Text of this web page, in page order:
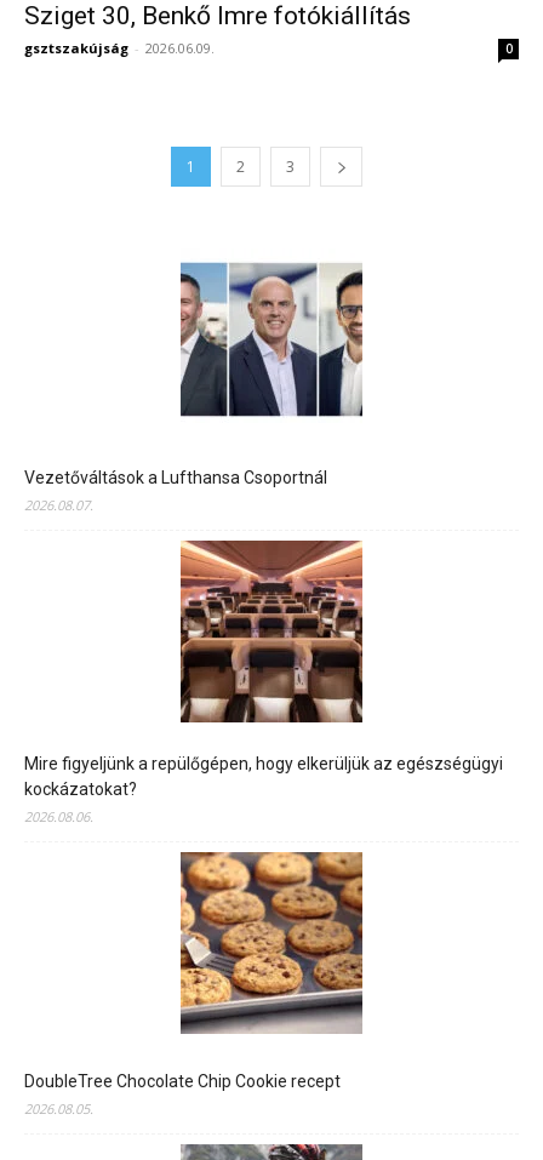
Sziget 30, Benkő Imre fotókiállítás
gsztszakújság - 2026.06.09. 0
1 2 3
Vezetőváltások a Lufthansa Csoportnál
2026.08.07.
Mire figyeljünk a repülőgépen, hogy elkerüljük az egészségügyi
kockázatokat?
2026.08.06.
DoubleTree Chocolate Chip Cookie recept
2026.08.05.